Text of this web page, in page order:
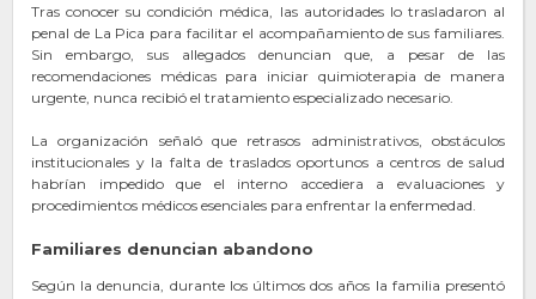
Tras conocer su condición médica, las autoridades lo trasladaron al
penal de La Pica para facilitar el acompañamiento de sus familiares.
Sin embargo, sus allegados denuncian que, a pesar de las
recomendaciones médicas para iniciar quimioterapia de manera
urgente, nunca recibió el tratamiento especializado necesario.
La organización señaló que retrasos administrativos, obstáculos
institucionales y la falta de traslados oportunos a centros de salud
habrían impedido que el interno accediera a evaluaciones y
procedimientos médicos esenciales para enfrentar la enfermedad.
Familiares denuncian abandono
Según la denuncia, durante los últimos dos años la familia presentó